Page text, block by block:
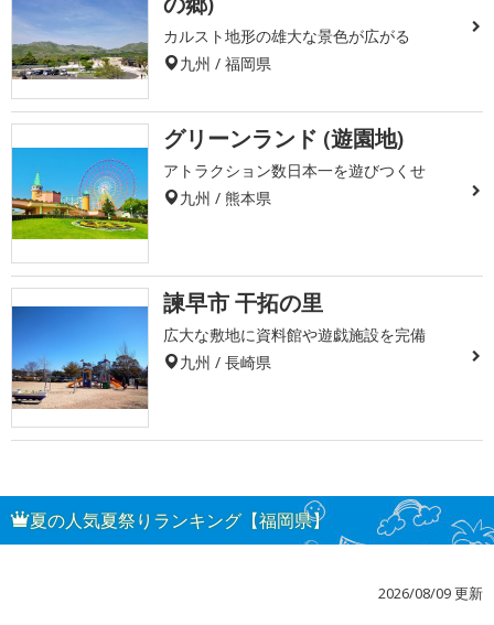
カルスト地形の雄大な景色が広がる
九州 / 福岡県
グリーンランド (遊園地)
アトラクション数日本一を遊びつくせ
九州 / 熊本県
諫早市 干拓の里
広大な敷地に資料館や遊戯施設を完備
九州 / 長崎県
夏の人気夏祭りランキング【福岡県】
2026/08/09 更新